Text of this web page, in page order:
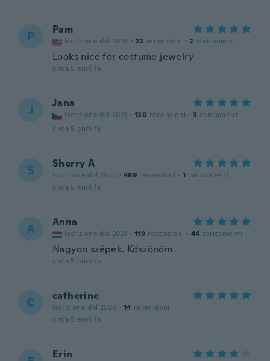
P Pam
Iscrizione dal 2018 · 22 recensioni · 2 caricamenti
Looks nice for costume jewelry
circa 5 anni fa
J Jana
Iscrizione dal 2021 · 130 recensioni · 3 caricamenti
circa 5 anni fa
S Sherry A
Iscrizione dal 2020 · 469 recensioni · 1 caricamenti
circa 5 anni fa
A Anna
Iscrizione dal 2021 · 119 recensioni · 44 caricamenti
Nagyon szépek. Köszönöm
circa 5 anni fa
C catherine
Iscrizione dal 2020 · 14 recensioni
circa 5 anni fa
Erin